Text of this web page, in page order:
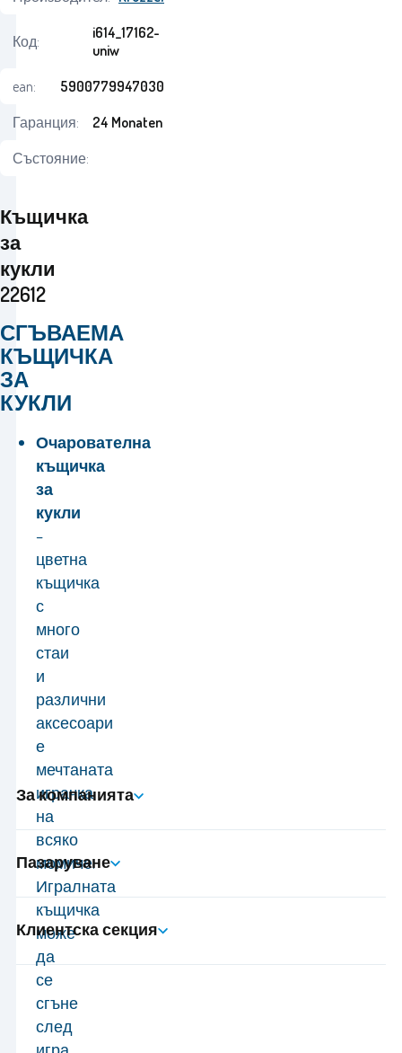
Къщичка
за
кукли
22612
СГЪВАЕМА
КЪЩИЧКА
ЗА
КУКЛИ
Очарователна
къщичка
за
кукли
–
цветна
къщичка
с
много
стаи
и
различни
аксесоари
е
мечтаната
играчка
на
всяко
момиче.
Игралната
къщичка
може
да
се
сгъне
след
Код:
i614_17162-
uniw
ean:
5900779947030
Гаранция:
24 Monaten
Състояние:
За компанията
Пазаруване
Клиентска секция